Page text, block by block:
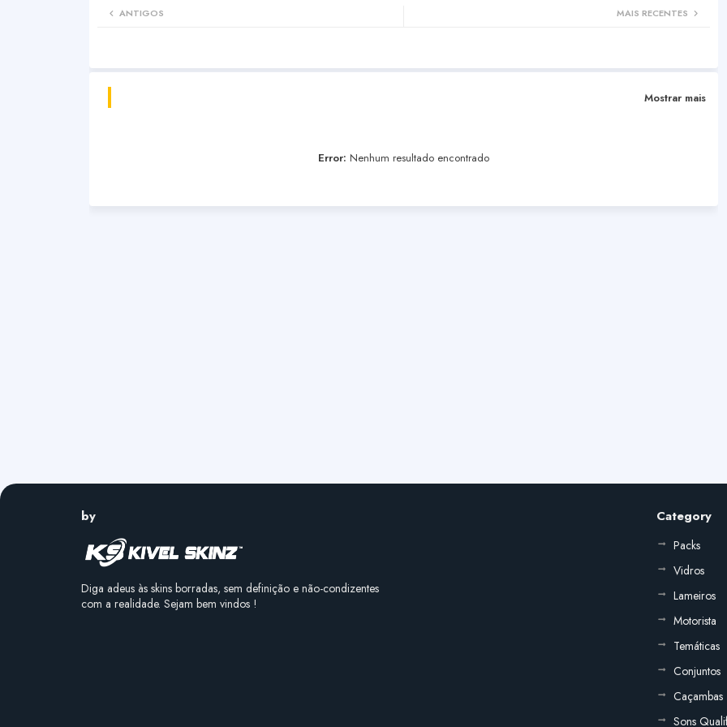
MAIS RECENTES
ANTIGOS
Mostrar mais
Error: Nenhum resultado encontrado
by
Diga adeus às skins borradas, sem definição e não-condizentes
com a realidade. Sejam bem vindos !
Category
Packs
Vidros
Lameiros
Motorista
Temáticas
Conjuntos
Caçambas
Sons